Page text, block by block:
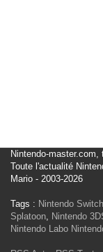
Nintendo-
Toute l'actualité
Mario - 2003-2026
Tags : Nintendo Switch
Splatoon, Nintendo
Nintendo Labo